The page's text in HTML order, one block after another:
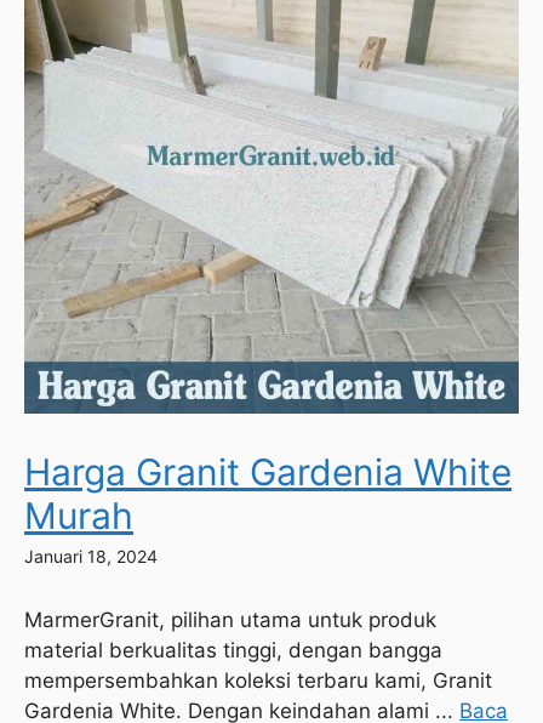
Harga Granit Gardenia White
Murah
Januari 18, 2024
MarmerGranit, pilihan utama untuk produk
material berkualitas tinggi, dengan bangga
mempersembahkan koleksi terbaru kami, Granit
Gardenia White. Dengan keindahan alami ... Baca